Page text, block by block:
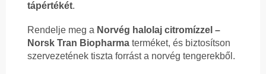
tápértékét.
Rendelje meg a Norvég halolaj citromízzel –
Norsk Tran Biopharma terméket, és biztosítson
szervezetének tiszta forrást a norvég tengerekből.